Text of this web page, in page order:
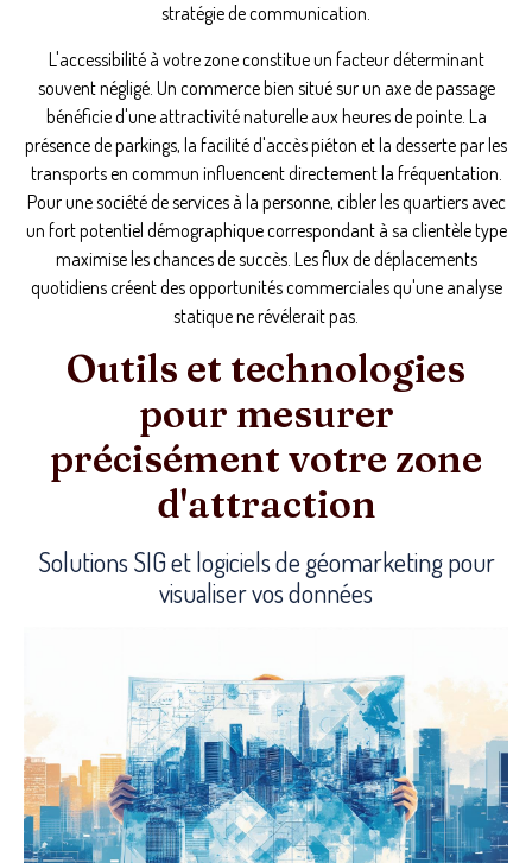
stratégie de communication.
L'accessibilité à votre zone constitue un facteur déterminant
souvent négligé. Un commerce bien situé sur un axe de passage
bénéficie d'une attractivité naturelle aux heures de pointe. La
présence de parkings, la facilité d'accès piéton et la desserte par les
transports en commun influencent directement la fréquentation.
Pour une société de services à la personne, cibler les quartiers avec
un fort potentiel démographique correspondant à sa clientèle type
maximise les chances de succès. Les flux de déplacements
quotidiens créent des opportunités commerciales qu'une analyse
statique ne révélerait pas.
Outils et technologies
pour mesurer
précisément votre zone
d'attraction
Solutions SIG et logiciels de géomarketing pour
visualiser vos données